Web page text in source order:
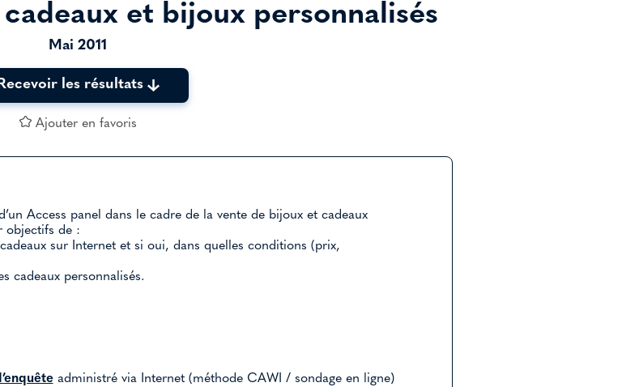
et bijoux personnalisés
Mai 2011
les résultats
Ajouter en favoris
Access panel dans le cadre de la vente de bijoux et cadeaux
objectifs de :
sur Internet et si oui, dans quelles conditions (prix,
cadeaux personnalisés.
administré via Internet (méthode CAWI / sondage en ligne)